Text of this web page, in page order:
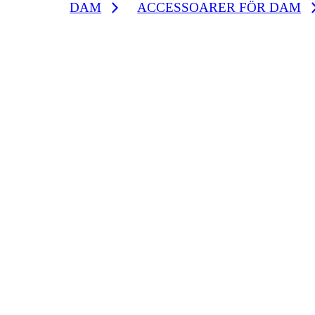
DAM ACCESSOARER FÖR DAM